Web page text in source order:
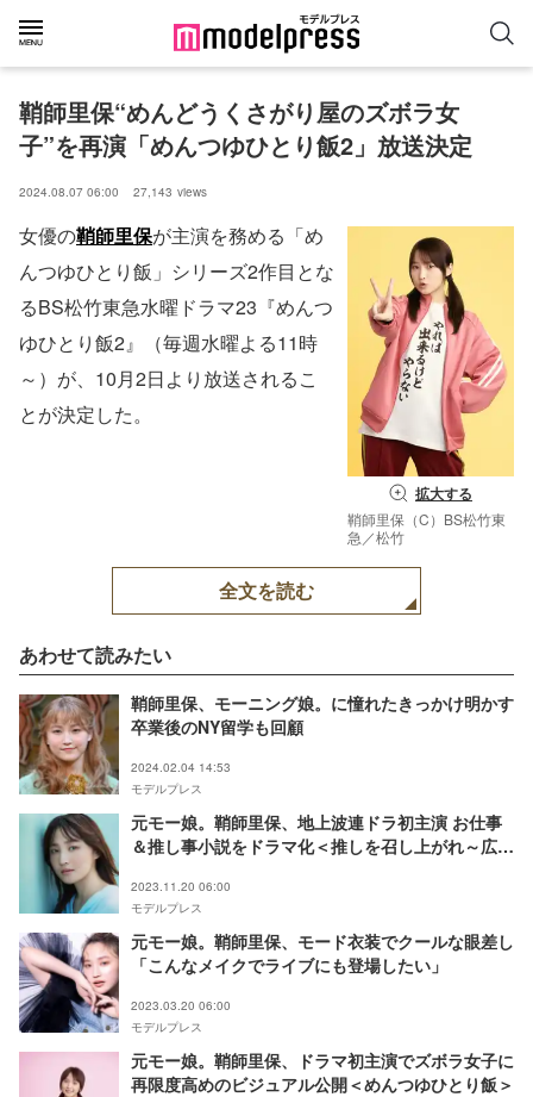
鞘師里保“めんどうくさがり屋のズボラ女
子”を再演「めんつゆひとり飯2」放送決定
2024.08.07 06:00 27,143 views
拡大する
鞘師里保（C）BS松竹東
急／松竹
女優の鞘師里保が主演を務める「め
んつゆひとり飯」シリーズ2作目とな
るBS松竹東急水曜ドラマ23『めんつ
ゆひとり飯2』（毎週水曜よる11時
～）が、10月2日より放送されるこ
とが決定した。
全文を読む
あわせて読みたい
鞘師里保、モーニング娘。に憧れたきっかけ明かす
卒業後のNY留学も回顧
2024.02.04 14:53
モデルプレス
元モー娘。鞘師里保、地上波連ドラ初主演 お仕事
＆推し事小説をドラマ化＜推しを召し上がれ～広報
2023.11.20 06:00
モデルプレス
元モー娘。鞘師里保、モード衣装でクールな眼差し
「こんなメイクでライブにも登場したい」
2023.03.20 06:00
モデルプレス
元モー娘。鞘師里保、ドラマ初主演でズボラ女子に
再限度高めのビジュアル公開＜めんつゆひとり飯＞